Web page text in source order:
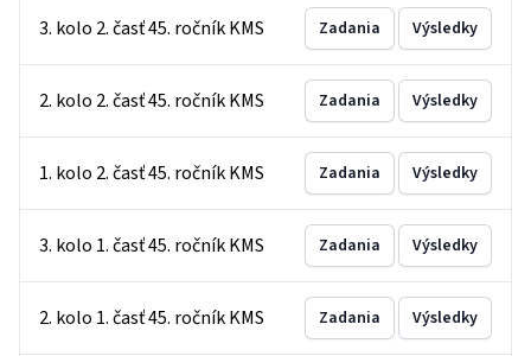
3. kolo 2. časť 45. ročník KMS Zadania Výsledky
2. kolo 2. časť 45. ročník KMS Zadania Výsledky
1. kolo 2. časť 45. ročník KMS Zadania Výsledky
3. kolo 1. časť 45. ročník KMS Zadania Výsledky
2. kolo 1. časť 45. ročník KMS Zadania Výsledky